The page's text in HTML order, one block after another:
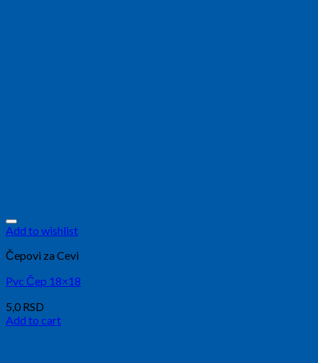
Add to wishlist
Čepovi za Cevi
Pvc Čep 18×18
5,0 RSD
Add to cart